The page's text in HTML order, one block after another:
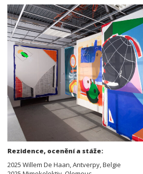
Rezidence, ocenění a stáže:
2025 Willem De Haan, Antverpy, Belgie